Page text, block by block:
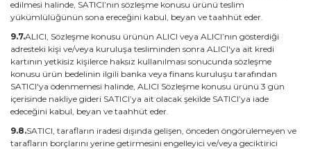
edilmesi halinde, SATICI’nın sözleşme konusu ürünü teslim
yükümlülüğünün sona ereceğini kabul, beyan ve taahhüt eder.
9.7.ALICI, Sözleşme konusu ürünün ALICI veya ALICI’nın gösterdiği
adresteki kişi ve/veya kuruluşa tesliminden sonra ALICI'ya ait kredi
kartının yetkisiz kişilerce haksız kullanılması sonucunda sözleşme
konusu ürün bedelinin ilgili banka veya finans kuruluşu tarafından
SATICI'ya ödenmemesi halinde, ALICI Sözleşme konusu ürünü 3 gün
içerisinde nakliye gideri SATICI’ya ait olacak şekilde SATICI’ya iade
edeceğini kabul, beyan ve taahhüt eder.
9.8.SATICI, tarafların iradesi dışında gelişen, önceden öngörülemeyen ve
tarafların borçlarını yerine getirmesini engelleyici ve/veya geciktirici